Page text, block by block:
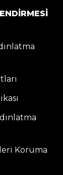
Koruma